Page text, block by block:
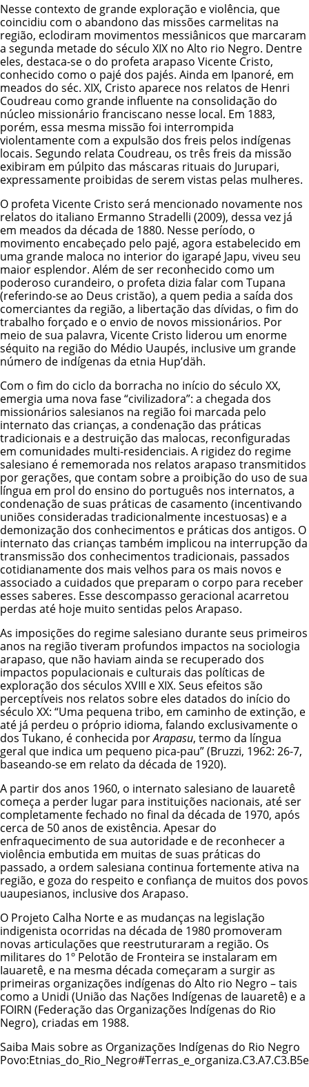
Nesse contexto de grande exploração e violência, que
coincidiu com o abandono das missões carmelitas na
região, eclodiram movimentos messiânicos que marcaram
a segunda metade do século XIX no Alto rio Negro. Dentre
eles, destaca-se o do profeta arapaso Vicente Cristo,
conhecido como o pajé dos pajés. Ainda em Ipanoré, em
meados do séc. XIX, Cristo aparece nos relatos de Henri
Coudreau como grande influente na consolidação do
núcleo missionário franciscano nesse local. Em 1883,
porém, essa mesma missão foi interrompida
violentamente com a expulsão dos freis pelos indígenas
locais. Segundo relata Coudreau, os três freis da missão
exibiram em púlpito das máscaras rituais do Jurupari,
expressamente proibidas de serem vistas pelas mulheres.
O profeta Vicente Cristo será mencionado novamente nos
relatos do italiano Ermanno Stradelli (2009), dessa vez já
em meados da década de 1880. Nesse período, o
movimento encabeçado pelo pajé, agora estabelecido em
uma grande maloca no interior do igarapé Japu, viveu seu
maior esplendor. Além de ser reconhecido como um
poderoso curandeiro, o profeta dizia falar com Tupana
(referindo-se ao Deus cristão), a quem pedia a saída dos
comerciantes da região, a libertação das dívidas, o fim do
trabalho forçado e o envio de novos missionários. Por
meio de sua palavra, Vicente Cristo liderou um enorme
séquito na região do Médio Uaupés, inclusive um grande
número de indígenas da etnia Hup’däh.
Com o fim do ciclo da borracha no início do século XX,
emergia uma nova fase “civilizadora”: a chegada dos
missionários salesianos na região foi marcada pelo
internato das crianças, a condenação das práticas
tradicionais e a destruição das malocas, reconfiguradas
em comunidades multi-residenciais. A rigidez do regime
salesiano é rememorada nos relatos arapaso transmitidos
por gerações, que contam sobre a proibição do uso de sua
língua em prol do ensino do português nos internatos, a
condenação de suas práticas de casamento (incentivando
uniões consideradas tradicionalmente incestuosas) e a
demonização dos conhecimentos e práticas dos antigos. O
internato das crianças também implicou na interrupção da
transmissão dos conhecimentos tradicionais, passados
cotidianamente dos mais velhos para os mais novos e
associado a cuidados que preparam o corpo para receber
esses saberes. Esse descompasso geracional acarretou
perdas até hoje muito sentidas pelos Arapaso.
As imposições do regime salesiano durante seus primeiros
anos na região tiveram profundos impactos na sociologia
arapaso, que não haviam ainda se recuperado dos
impactos populacionais e culturais das políticas de
exploração dos séculos XVIII e XIX. Seus efeitos são
perceptíveis nos relatos sobre eles datados do início do
século XX: “Uma pequena tribo, em caminho de extinção, e
até já perdeu o próprio idioma, falando exclusivamente o
dos Tukano, é conhecida porArapasu, termo da língua
geral que indica um pequeno pica-pau” (Bruzzi, 1962: 26-7,
baseando-se em relato da década de 1920).
A partir dos anos 1960, o internato salesiano de Iauaretê
começa a perder lugar para instituições nacionais, até ser
completamente fechado no final da década de 1970, após
cerca de 50 anos de existência. Apesar do
enfraquecimento de sua autoridade e de reconhecer a
violência embutida em muitas de suas práticas do
passado, a ordem salesiana continua fortemente ativa na
região, e goza do respeito e confiança de muitos dos povos
uaupesianos, inclusive dos Arapaso.
O Projeto Calha Norte e as mudanças na legislação
indigenista ocorridas na década de 1980 promoveram
novas articulações que reestruturaram a região. Os
militares do 1º Pelotão de Fronteira se instalaram em
Iauaretê, e na mesma década começaram a surgir as
primeiras organizações indígenas do Alto rio Negro – tais
como a Unidi (União das Nações Indígenas de Iauaretê) e a
FOIRN (Federação das Organizações Indígenas do Rio
Negro), criadas em 1988.
Saiba Mais sobre as Organizações Indígenas do Rio Negro